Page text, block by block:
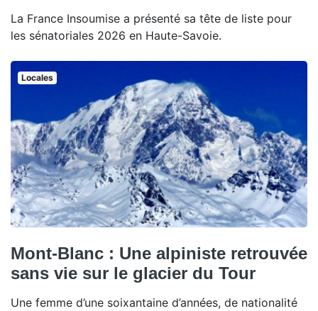
La France Insoumise a présenté sa tête de liste pour
les sénatoriales 2026 en Haute-Savoie.
Locales
Mont-Blanc : Une alpiniste retrouvée
sans vie sur le glacier du Tour
Une femme d’une soixantaine d’années, de nationalité